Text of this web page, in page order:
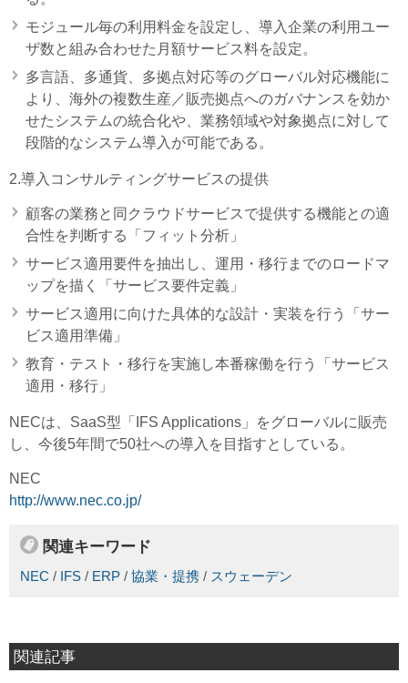
モジュール毎の利用料金を設定し、導入企業の利用ユー
ザ数と組み合わせた月額サービス料を設定。
多言語、多通貨、多拠点対応等のグローバル対応機能に
より、海外の複数生産／販売拠点へのガバナンスを効か
せたシステムの統合化や、業務領域や対象拠点に対して
段階的なシステム導入が可能である。
2.導入コンサルティングサービスの提供
顧客の業務と同クラウドサービスで提供する機能との適
合性を判断する「フィット分析」
サービス適用要件を抽出し、運用・移行までのロードマ
ップを描く「サービス要件定義」
サービス適用に向けた具体的な設計・実装を行う「サー
ビス適用準備」
教育・テスト・移行を実施し本番稼働を行う「サービス
適用・移行」
NECは、SaaS型「IFS Applications」をグローバルに販売
し、今後5年間で50社への導入を目指すとしている。
NEC
http://www.nec.co.jp/
関連キーワード
NEC / IFS / ERP / 協業・提携 / スウェーデン
関連記事